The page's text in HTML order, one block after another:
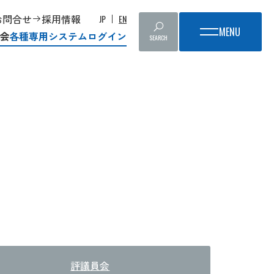
問合せ 採用情報 JP EN
各種専用システムログイン SEARCH
評議員会